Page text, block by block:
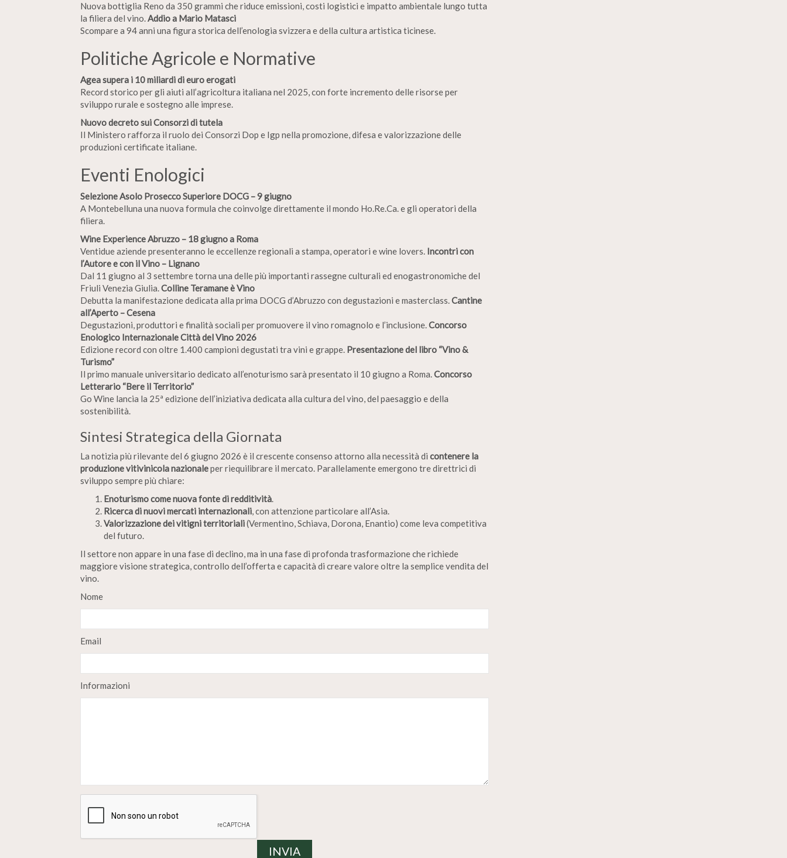
Nuova bottiglia Reno da 350 grammi che riduce emissioni, costi logistici e impatto ambientale lungo tutta
la filiera del vino.Addio a Mario Matasci
Scompare a 94 anni una figura storica dell’enologia svizzera e della cultura artistica ticinese.
Politiche Agricole e Normative
Agea supera i 10 miliardi di euro erogati
Record storico per gli aiuti all’agricoltura italiana nel 2025, con forte incremento delle risorse per
sviluppo rurale e sostegno alle imprese.
Nuovo decreto sui Consorzi di tutela
Il Ministero rafforza il ruolo dei Consorzi Dop e Igp nella promozione, difesa e valorizzazione delle
produzioni certificate italiane.
Eventi Enologici
Selezione Asolo Prosecco Superiore DOCG – 9 giugno
A Montebelluna una nuova formula che coinvolge direttamente il mondo Ho.Re.Ca. e gli operatori della
filiera.
Wine Experience Abruzzo – 18 giugno a Roma
Ventidue aziende presenteranno le eccellenze regionali a stampa, operatori e wine lovers. Incontri con
l’Autore e con il Vino – Lignano
Dal 11 giugno al 3 settembre torna una delle più importanti rassegne culturali ed enogastronomiche del
Friuli Venezia Giulia.Colline Teramane è Vino
Debutta la manifestazione dedicata alla prima DOCG d’Abruzzo con degustazioni e masterclass.Cantine
all’Aperto – Cesena
Degustazioni, produttori e finalità sociali per promuovere il vino romagnolo e l’inclusione.Concorso
Enologico Internazionale Città del Vino 2026
Edizione record con oltre 1.400 campioni degustati tra vini e grappe. Presentazione del libro “Vino &
Turismo”
Il primo manuale universitario dedicato all’enoturismo sarà presentato il 10 giugno a Roma.Concorso
Letterario “Bere il Territorio”
Go Wine lancia la 25ª edizione dell’iniziativa dedicata alla cultura del vino, del paesaggio e della
sostenibilità.
Sintesi Strategica della Giornata
La notizia più rilevante del 6 giugno 2026 è il crescente consenso attorno alla necessità di contenere la
produzione vitivinicola nazionaleper riequilibrare il mercato. Parallelamente emergono tre direttrici di
sviluppo sempre più chiare:
Enoturismo come nuova fonte di redditività.
Ricerca di nuovi mercati internazionali, con attenzione particolare all’Asia.
Valorizzazione dei vitigni territoriali(Vermentino, Schiava, Dorona, Enantio) come leva competitiva
del futuro.
Il settore non appare in una fase di declino, ma in una fase di profonda trasformazione che richiede
maggiore visione strategica, controllo dell’offerta e capacità di creare valore oltre la semplice vendita del
vino.
Nome
Email
Informazioni